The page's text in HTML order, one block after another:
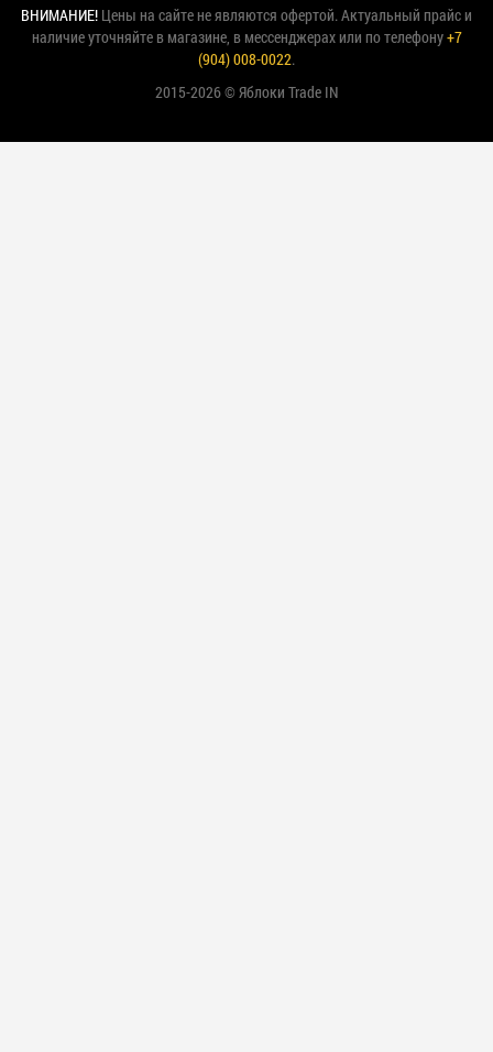
ВНИМАНИЕ! Цены на сайте не являются офертой. Актуальный прайс и
наличие уточняйте в магазине, в мессенджерах или по телефону+7
(904) 008-0022.
2015-2026 © Яблоки Trade IN